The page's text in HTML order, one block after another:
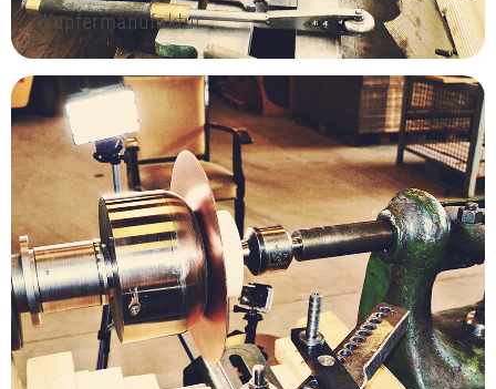
Kupfermanufaktur